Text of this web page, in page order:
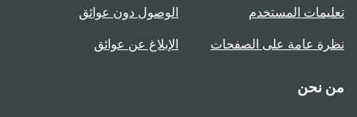
تعليمات المستخدم
نظرة عامة على الصفحات
الوصول دون عوائق
الإبلاغ عن عوائق
من نحن